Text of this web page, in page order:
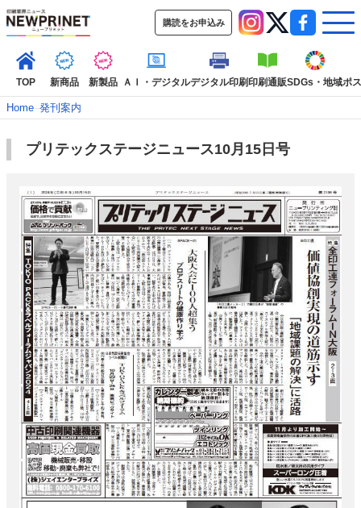
購読をお申込み
TOP 新商品 新製品 ＡＩ・デジタルデジタル印刷印刷通販SDGs・地域ポ
インデックス
インタビュー
コレクション
カテゴリー一覧
新商品 新製品 ＡＩ・デジタル デジタル印刷
印刷通販
SDGs・地域
ポストプレス ビジネス イベント 信用情報
業界
市場・統計
人事・移転・異動・訃報
特集記事カテゴリー一覧
2022 見える化・MIS特集
特集・デジタル印刷 アイデアで勝負！ ～多様なビジネス・多彩な商材～
JAPAN PACK 2023 特集
中古印刷機・製本機特集
2022 検査・校正特集
特集・デジタル印刷 ～ 新成長軌道を描く
案内
発刊案内
JFPI印刷用語集 印刷機材年鑑
Home–発刊案内
プリテックステージニュース10月15日号